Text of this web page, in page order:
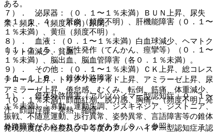
７）． 泌尿器：（０．１〜１％未満）ＢＵＮ上昇、尿失
禁、頻尿、（頻度不明）尿閉。
８）． 血液：（０．１〜１％未満）白血球減少、ヘマトク
リット値減少、貧血。
９）． その他：（０．１〜１％未満）ＣＫ上昇、総コレス
テロール上昇、トリグリセライド上昇、アミラーゼ上昇、尿
アミラーゼ上昇、倦怠感、むくみ、転倒、筋痛、体重減少、
（０．１％未満）顔面紅潮、脱力感、胸痛、（頻度不明）発
汗、顔面浮腫、発熱、縮瞳。
発現頻度は、軽度及び中等度のアルツハイマー型認知症承認
ある。
１１．１．４． 肝炎（頻度不明）、肝機能障害（０．１〜
１％未満）、黄疸（頻度不明）。
１１．１．５． 脳性発作（てんかん、痙攣等）（０．１〜
１％未満）、脳出血、脳血管障害（各０．１％未満）。
１１．１．６． 錐体外路障害
１）． 錐体外路障害（アルツハイマー型認知症：０．１〜
１％未満）：寡動、運動失調、ジスキネジア、ジストニア、
振戦、不随意運動、歩行異常、姿勢異常、言語障害等の錐体
外路障害があらわれることがある〔８．１参照〕。